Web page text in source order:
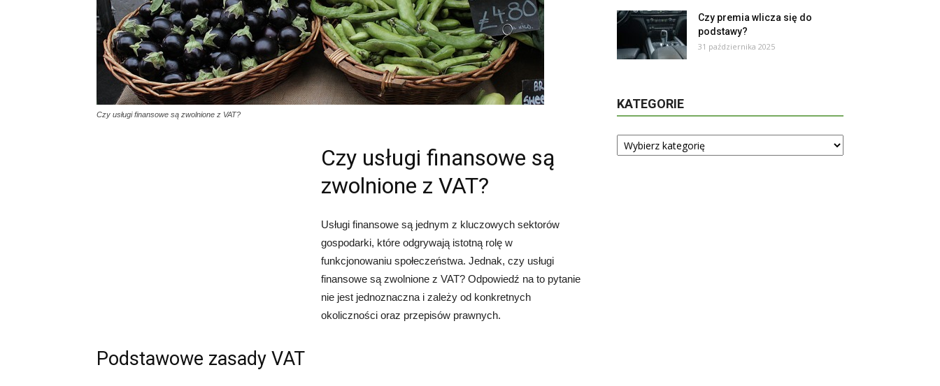
Czy usługi finansowe są zwolnione z VAT?
Czy usługi finansowe są
zwolnione z VAT?
Usługi finansowe są jednym z kluczowych sektorów
gospodarki, które odgrywają istotną rolę w
funkcjonowaniu społeczeństwa. Jednak, czy usługi
finansowe są zwolnione z VAT? Odpowiedź na to pytanie
nie jest jednoznaczna i zależy od konkretnych
okoliczności oraz przepisów prawnych.
Podstawowe zasady VAT
Czy premia wlicza się do
podstawy?
31 października 2025
KATEGORIE
Kategorie